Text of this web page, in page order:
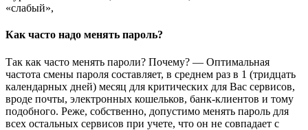
«слабый»,
Как часто надо менять пароль?
Так как часто менять пароли? Почему? — Оптимальная
частота смены пароля составляет, в среднем раз в 1 (тридцать
календарных дней) месяц для критических для Вас сервисов,
вроде почты, электронных кошельков, банк-клиентов и тому
подобного. Реже, собственно, допустимо менять пароль для
всех остальных сервисов при учете, что он не совпадает с